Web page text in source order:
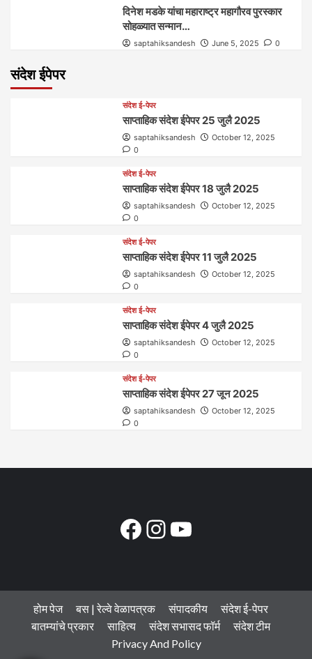
दिनेश मडके यांचा महाराष्ट्र महागौरव‌ पुरस्कार‌‌‌
सोहळ्यात सन्मान…
saptahiksandesh June 5, 2025 0
संदेश ईपेपर
संदेश ई-पेपर
साप्ताहिक संदेश ईपेपर 25 जुलै 2025
saptahiksandesh
October 12, 2025
0
संदेश ई-पेपर
साप्ताहिक संदेश ईपेपर 18 जुलै 2025
saptahiksandesh
October 12, 2025
0
संदेश ई-पेपर
साप्ताहिक संदेश ईपेपर 11 जुलै 2025
saptahiksandesh
October 12, 2025
0
संदेश ई-पेपर
साप्ताहिक संदेश ईपेपर 4 जुलै 2025
saptahiksandesh
October 12, 2025
0
संदेश ई-पेपर
साप्ताहिक संदेश ईपेपर 27 जून 2025
saptahiksandesh
October 12, 2025
0
Facebook
Instagram
YouTube
होम पेज बस | रेल्वे वेळापत्रक संपादकीय
संदेश ई-पेपर
बातम्यांचे प्रकार
साहित्य संदेश सभासद फॉर्म
संदेश टीम
Privacy And Policy